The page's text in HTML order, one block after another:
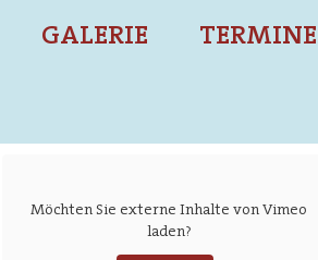
GALERIE TERMINE
Möchten Sie externe Inhalte vonVimeo
laden?